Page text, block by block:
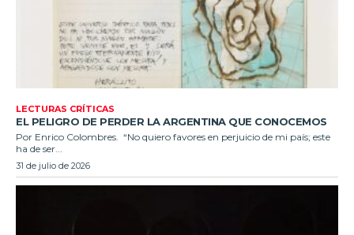
LECTURAS CRÍTICAS
EL PELIGRO DE PERDER LA ARGENTINA QUE CONOCEMOS
Por Enrico Colombres. “No quiero favores en perjuicio de mi país; este
ha de ser...
31 de julio de 2026